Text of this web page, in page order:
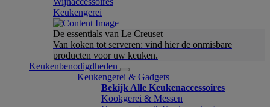
Keukengerei
De essentials van Le Creuset
Van koken tot serveren: vind hier de onmisbare
producten voor uw keuken.
Keukenbenodigdheden
Keukengerei & Gadgets
Bekijk Alle Keukenaccessoires
Kookgerei & Messen